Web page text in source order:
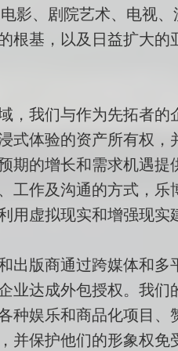
、剧院艺术、电视、
根基，以及日益扩大的
，我们与作为先拓者的
式体验的资产所有权，
期的增长和需求机遇提
工作及沟通的方式，乐
虚拟现实和增强现实
出版商通过跨媒体和多
业达成外包授权。我们
种娱乐和商品化项目、
并保护他们的形象权免